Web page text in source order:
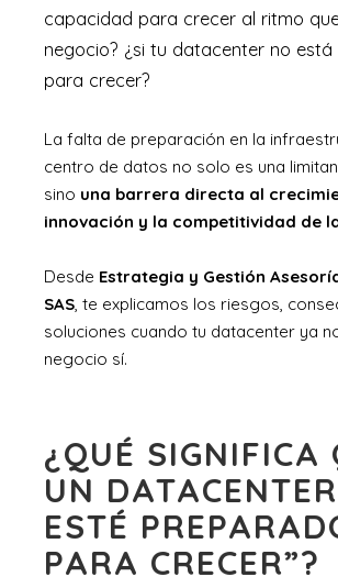
capacidad para crecer al ritmo
negocio? ¿si tu datacenter no
para crecer?
La falta de preparación en la
centro de datos no solo es una
sino una barrera directa al
innovación y la competitividad de
Desde Estrategia y Gestión
SAS, te explicamos los riesgos,
soluciones cuando tu datacenter ya
negocio sí.
¿QUÉ SIGNIFICA
UN
ESTÉ
PARA CRECER”?